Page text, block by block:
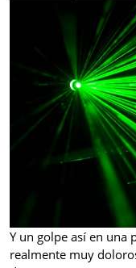
Y un golpe así en una
realmente muy